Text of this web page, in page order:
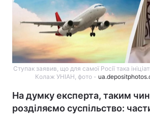
Ступак заявив, що для самої Росії така
Колаж УНІАН, фото -
На думку експерта, таким
розділяємо суспільство: